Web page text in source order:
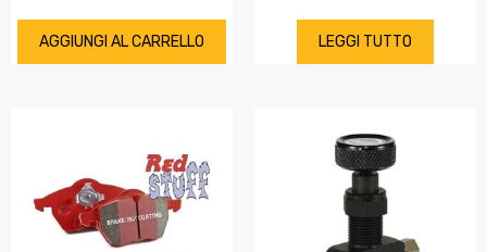
AGGIUNGI AL CARRELLO LEGGI TUTTO